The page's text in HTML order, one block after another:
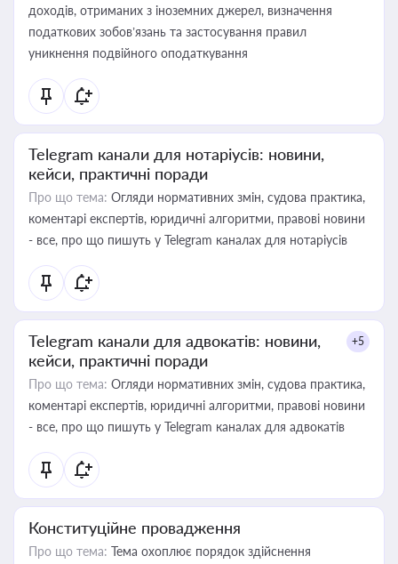
доходів, отриманих з іноземних джерел, визначення
податкових зобов’язань та застосування правил
уникнення подвійного оподаткування
Telegram канали для нотаріусів: новини,
кейси, практичні поради
Про що тема: Огляди нормативних змін, судова практика,
коментарі експертів, юридичні алгоритми, правові новини
- все, про що пишуть у Telegram каналах для нотаріусів
Telegram канали для адвокатів: новини,
кейси, практичні поради
+5
Про що тема: Огляди нормативних змін, судова практика,
коментарі експертів, юридичні алгоритми, правові новини
- все, про що пишуть у Telegram каналах для адвокатів
Конституційне провадження
Про що тема: Тема охоплює порядок здійснення